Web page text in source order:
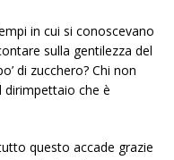
in cui si conoscevano
sulla gentilezza del
di zucchero? Chi non
che è
questo accade grazie